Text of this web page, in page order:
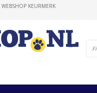
KEURMERK